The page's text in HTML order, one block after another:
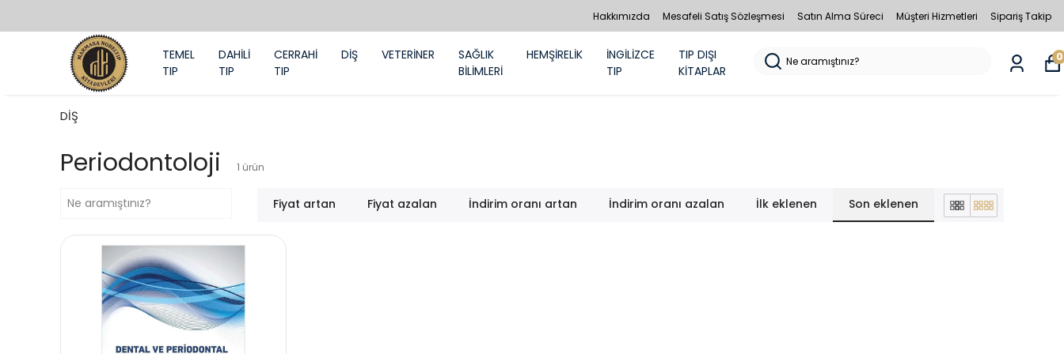
Hakkımızda Mesafeli Satış Sözleşmesi Satın Alma Süreci Müşteri Hizmetleri Sipariş Takip
TEMEL
TIP
DAHİLİ
TIP
CERRAHİ
TIP
DİŞ VETERİNER
SAĞLIK
BİLİMLERİ
HEMŞİRELİK
İNGİLİZCE
TIP
TIP DIŞI
KİTAPLAR
0
DİŞ
Periodontoloji 1 ürün
Fiyat artan Fiyat azalan İndirim oranı artan İndirim oranı azalan İlk eklenen Son eklenen